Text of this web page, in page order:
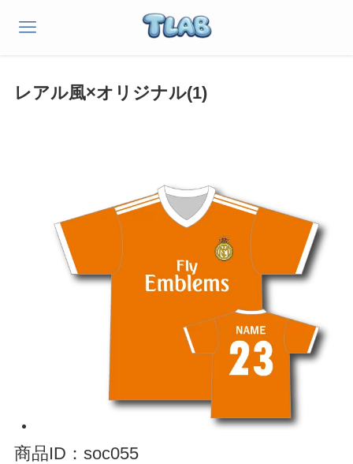
レアル風×オリジナル(1)
商品ID：soc055